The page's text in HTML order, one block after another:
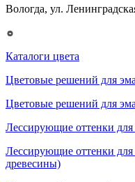
Вологда, ул.
Каталоги цвета
Цветовые решений для
Цветовые решений для
Лессирующие оттенки
Лессирующие оттенки для
древесины)